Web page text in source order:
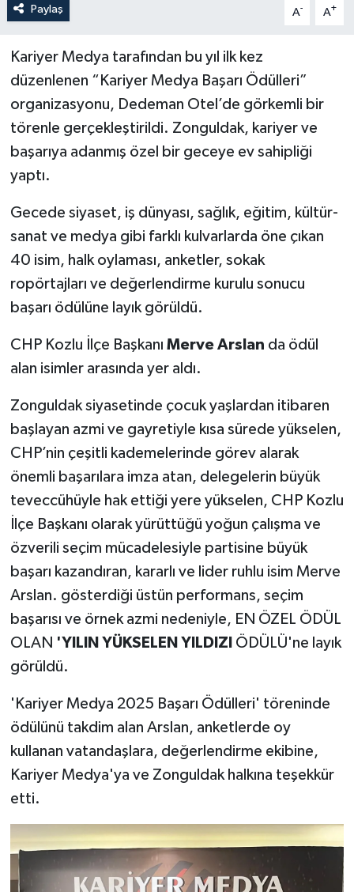
Paylaş A- A+
Kariyer Medya tarafından bu yıl ilk kez
düzenlenen “Kariyer Medya Başarı Ödülleri”
organizasyonu, Dedeman Otel’de görkemli bir
törenle gerçekleştirildi. Zonguldak, kariyer ve
başarıya adanmış özel bir geceye ev sahipliği
yaptı.
Gecede siyaset, iş dünyası, sağlık, eğitim, kültür-
sanat ve medya gibi farklı kulvarlarda öne çıkan
40 isim, halk oylaması, anketler, sokak
ropörtajları ve değerlendirme kurulu sonucu
başarı ödülüne layık görüldü.
CHP Kozlu İlçe Başkanı Merve Arslan da ödül
alan isimler arasında yer aldı.
Zonguldak siyasetinde çocuk yaşlardan itibaren
başlayan azmi ve gayretiyle kısa sürede yükselen,
CHP’nin çeşitli kademelerinde görev alarak
önemli başarılara imza atan, delegelerin büyük
teveccühüyle hak ettiği yere yükselen, CHP Kozlu
İlçe Başkanı olarak yürüttüğü yoğun çalışma ve
özverili seçim mücadelesiyle partisine büyük
başarı kazandıran, kararlı ve lider ruhlu isim Merve
Arslan. gösterdiği üstün performans, seçim
başarısı ve örnek azmi nedeniyle, EN ÖZEL ÖDÜL
OLAN 'YILIN YÜKSELEN YILDIZI ÖDÜLÜ'ne layık
görüldü.
'Kariyer Medya 2025 Başarı Ödülleri' töreninde
ödülünü takdim alan Arslan, anketlerde oy
kullanan vatandaşlara, değerlendirme ekibine,
Kariyer Medya'ya ve Zonguldak halkına teşekkür
etti.